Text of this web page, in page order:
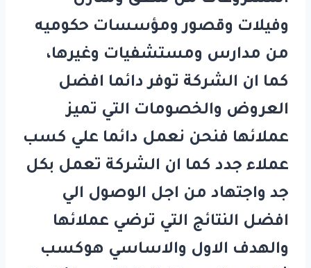
وفيلات وقصور ومؤسسات حكوميه
من مدارس ومستشفيات وغيرها،
كما ان الشركة توفر دائما افضل
العروض والخصومات التي تميز
عملائها فنحن نعمل دائما علي كسب
عملاء جدد كما ان الشركة تعمل بكل
جد واجتهاد من اجل الوصول الي
افضل النتائج التي ترضي عملائها
والهدف الاول والاساسي هوكسب